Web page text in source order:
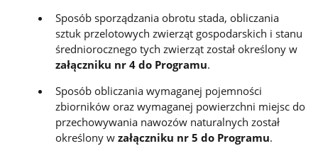
Sposób sporządzania obrotu stada, obliczania
sztuk przelotowych zwierząt gospodarskich i stanu
średniorocznego tych zwierząt został określony w
załączniku nr 4 do Programu.
Sposób obliczania wymaganej pojemności
zbiorników oraz wymaganej powierzchni miejsc do
przechowywania nawozów naturalnych został
określony wzałączniku nr 5 do Programu.